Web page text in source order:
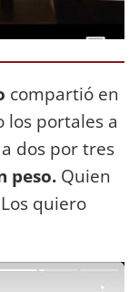
compartió en
los portales a
dos por tres
peso. Quien
quiero